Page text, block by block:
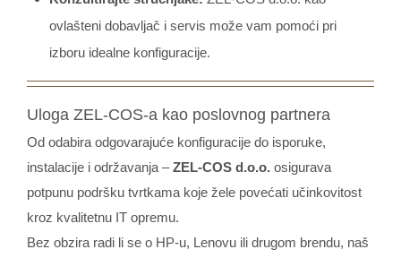
ovlašteni dobavljač i servis može vam pomoći pri
izboru idealne konfiguracije.
Uloga ZEL-COS-a kao poslovnog partnera
Od odabira odgovarajuće konfiguracije do isporuke,
instalacije i održavanja –ZEL-COS d.o.o. osigurava
potpunu podršku tvrtkama koje žele povećati učinkovitost
kroz kvalitetnu IT opremu.
Bez obzira radi li se o HP-u, Lenovu ili drugom brendu, naš